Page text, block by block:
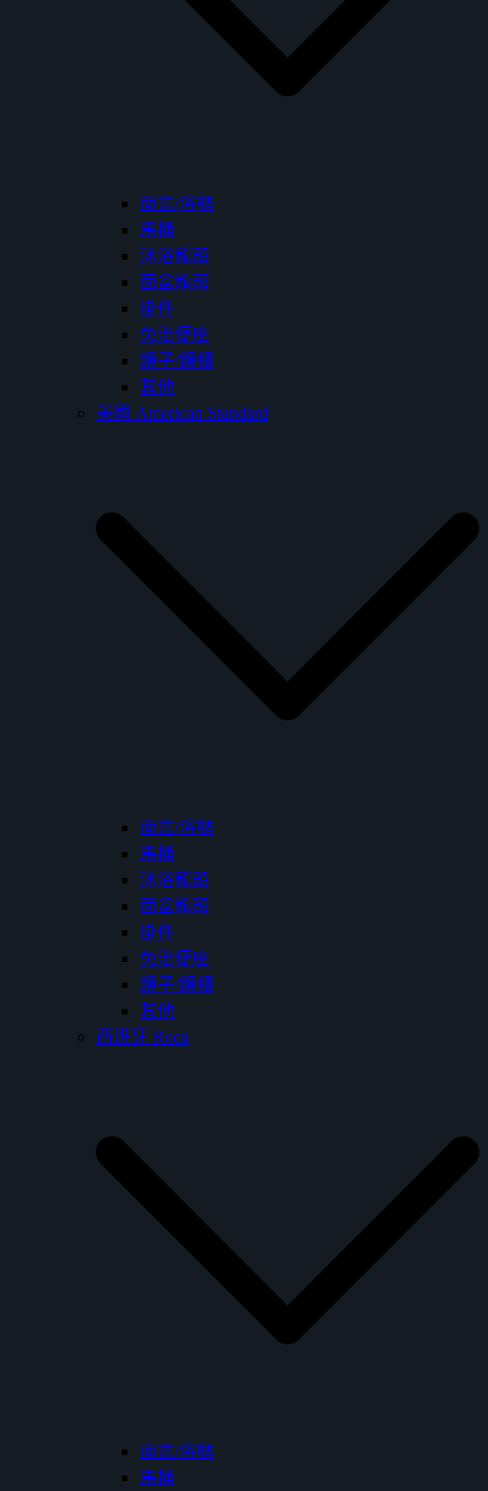
面盆/浴櫃
馬桶
沐浴龍頭
面盆龍頭
掛件
免治便座
鏡子/鏡櫃
其他
美國 American Standard
面盆/浴櫃
馬桶
沐浴龍頭
面盆龍頭
掛件
免治便座
鏡子/鏡櫃
其他
西班牙 Roca
面盆/浴櫃
馬桶